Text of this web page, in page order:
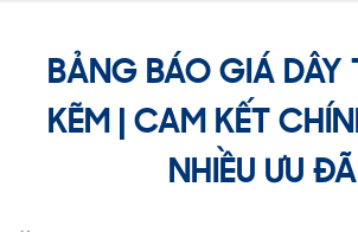
BẢNG BÁO GIÁ DÂY
KẼM | CAM KẾT
NHIỀU ƯU